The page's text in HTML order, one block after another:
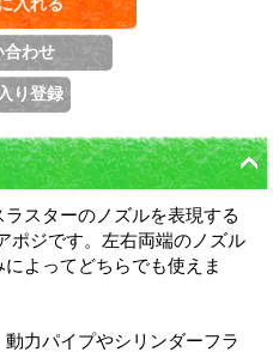
スターのノズルを表現する
ポジです。左右両端のノズル
よってどちらでも使えま
力パイプやシリンダーフラ